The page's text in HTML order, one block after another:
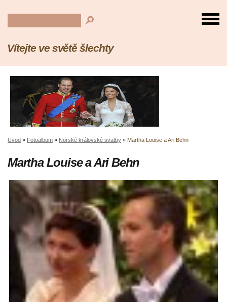
Vítejte ve světě šlechty
Úvod » Fotoalbum » Norské královské svatby » Martha Louise a Ari Behn
Martha Louise a Ari Behn